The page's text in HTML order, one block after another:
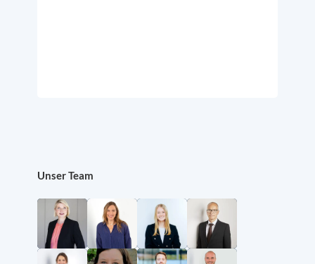
Unser Team